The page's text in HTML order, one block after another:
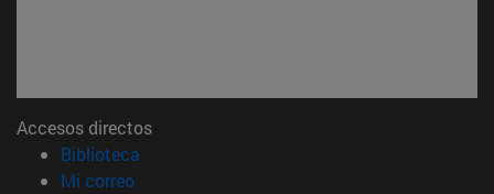
Accesos directos
Biblioteca
Mi correo(abre en nueva ventana)